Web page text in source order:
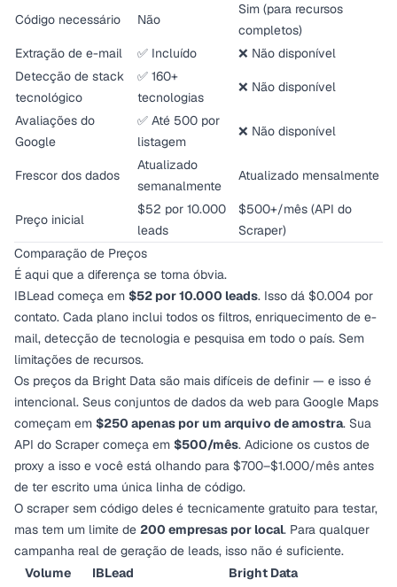
Código necessário Não
Sim (para recursos
completos)
Extração de e-mail
✅ Incluído
❌ Não disponível
Detecção de stack
tecnológico
✅ 160+
tecnologias
❌ Não disponível
Avaliações do
Google
✅ Até 500 por
listagem
❌ Não disponível
Frescor dos dados
Atualizado
semanalmente
Atualizado mensalmente
Preço inicial
$52 por 10.000
leads
$500+/mês (API do
Scraper)
Comparação de Preços
É aqui que a diferença se torna óbvia.
IBLead começa em $52 por 10.000 leads. Isso dá $0.004 por
contato. Cada plano inclui todos os filtros, enriquecimento de e-
mail, detecção de tecnologia e pesquisa em todo o país. Sem
limitações de recursos.
Os preços da Bright Data são mais difíceis de definir — e isso é
intencional. Seus conjuntos de dados da web para Google Maps
começam em $250 apenas por um arquivo de amostra. Sua
API do Scraper começa em $500/mês. Adicione os custos de
proxy a isso e você está olhando para $700–$1.000/mês antes
de ter escrito uma única linha de código.
O scraper sem código deles é tecnicamente gratuito para testar,
mas tem um limite de 200 empresas por local. Para qualquer
campanha real de geração de leads, isso não é suficiente.
Volume
IBLead
Bright Data